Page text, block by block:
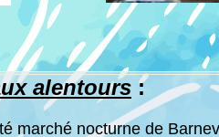
alentours :
marché nocturne de